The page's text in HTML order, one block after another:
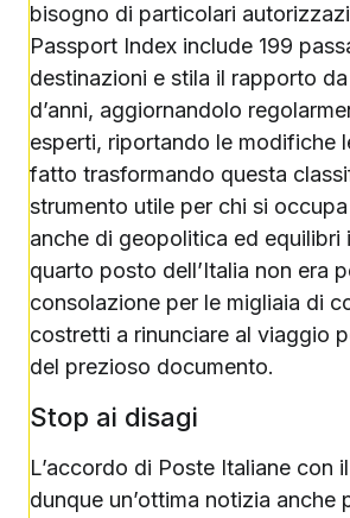
bisogno di particolari
Passport Index include 199
destinazioni e stila il rapporto
d’anni, aggiornandolo
esperti, riportando le modifiche
fatto trasformando questa
strumento utile per chi si
anche di geopolitica ed equilibri
quarto posto dell’Italia non era
consolazione per le migliaia di
costretti a rinunciare al viaggio
del prezioso documento.
Stop ai disagi
L’accordo di Poste Italiane con
dunque un’ottima notizia anche